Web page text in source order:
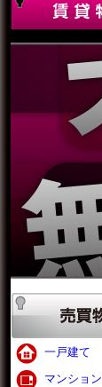
一戸建て
マンション